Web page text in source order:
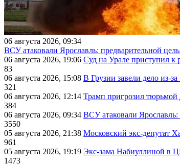
06 августа 2026, 09:34
ВСУ атаковали Ярославль: предварительной
06 августа 2026, 19:06 Суд на Урале приступил
83
06 августа 2026, 15:08 В Грузии завели дело из-
321
06 августа 2026, 12:14 Трамп пригрозил
384
06 августа 2026, 09:34 ВСУ атаковали
3550
05 августа 2026, 21:38 Московский экс-депутат
961
05 августа 2026, 19:19 Экс-зама Набиуллиной в
1473